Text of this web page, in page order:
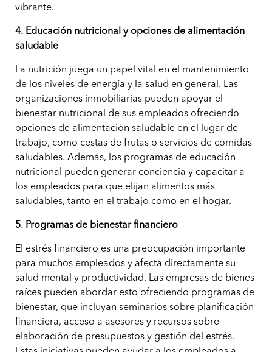
vibrante.
4. Educación nutricional y opciones de alimentación
saludable
La nutrición juega un papel vital en el mantenimiento
de los niveles de energía y la salud en general. Las
organizaciones inmobiliarias pueden apoyar el
bienestar nutricional de sus empleados ofreciendo
opciones de alimentación saludable en el lugar de
trabajo, como cestas de frutas o servicios de comidas
saludables. Además, los programas de educación
nutricional pueden generar conciencia y capacitar a
los empleados para que elijan alimentos más
saludables, tanto en el trabajo como en el hogar.
5. Programas de bienestar financiero
El estrés financiero es una preocupación importante
para muchos empleados y afecta directamente su
salud mental y productividad. Las empresas de bienes
raíces pueden abordar esto ofreciendo programas de
bienestar, que incluyan seminarios sobre planificación
financiera, acceso a asesores y recursos sobre
elaboración de presupuestos y gestión del estrés.